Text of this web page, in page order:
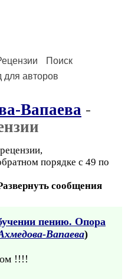
Поиск
для авторов
Вапаева -
порядке с 49 по
сообщения
пению. Опора
Вапаева)
!!!!